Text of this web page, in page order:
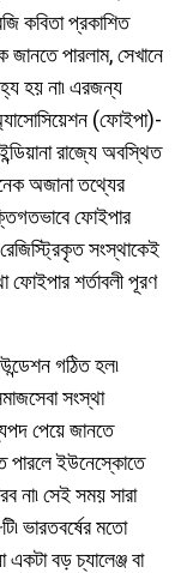
কবিতা প্রকাশিত
পারলাম, সেখানে
হয় না৷ এরজন্য
(ফোইপা)-
রাজ্যে অবস্থিত
অজানা তথ্যের
ফোইপার
সংস্থাকেই
ফোইপার শর্তাবলী পূরণ
গঠিত হল৷
সংস্থা
পেয়ে জানতে
পারলে ইউনেস্কোতে
না৷ সেই সময় সারা
ভারতবর্ষের মতো
বড় চ্যালেঞ্জ বা